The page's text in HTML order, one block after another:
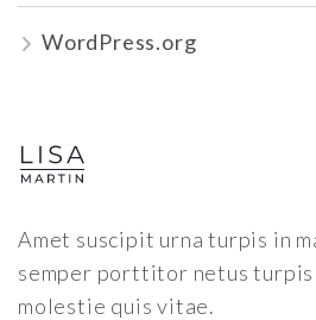
WordPress.org
Amet suscipit urna turpis in
semper porttitor netus
molestie quis vitae.